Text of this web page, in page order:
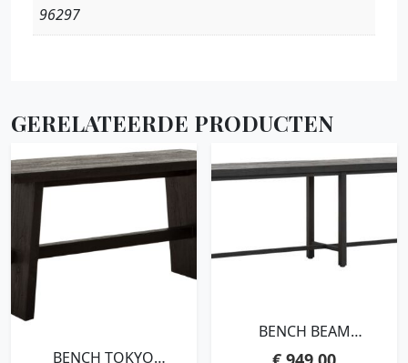
96297
GERELATEERDE PRODUCTEN
BENCH TOKYO
BENCH BEAM